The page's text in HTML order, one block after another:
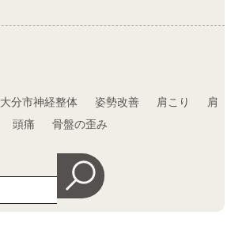
大分市神経整体 姿勢改善 肩こり
肩
頭痛 骨盤の歪み